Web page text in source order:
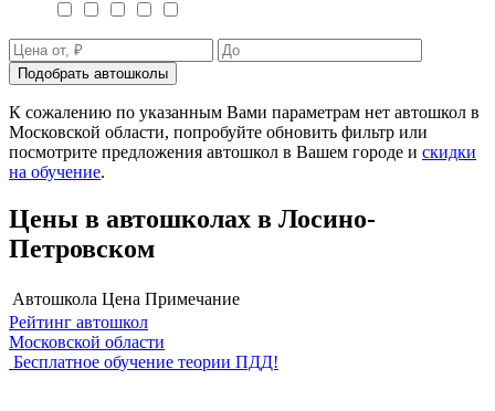
Подобрать автошколы
К сожалению по указанным Вами параметрам нет автошкол в
Московской области, попробуйте обновить фильтр или
посмотрите предложения автошкол в Вашем городе и скидки
на обучение.
Цены в автошколах в Лосино-
Петровском
Автошкола Цена Примечание
Рейтинг автошкол
Московской области
Бесплатное обучение теории ПДД!